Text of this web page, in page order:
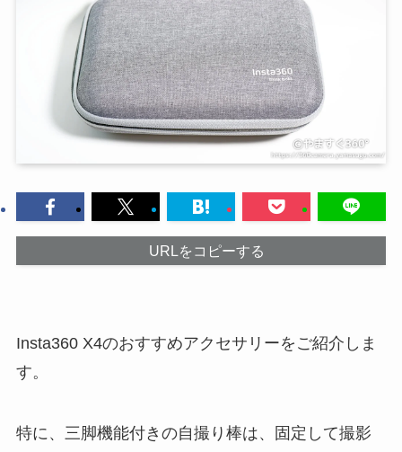
URLをコピーする
Insta360 X4のおすすめアクセサリーをご紹介しま
す。
特に、三脚機能付きの自撮り棒は、固定して撮影